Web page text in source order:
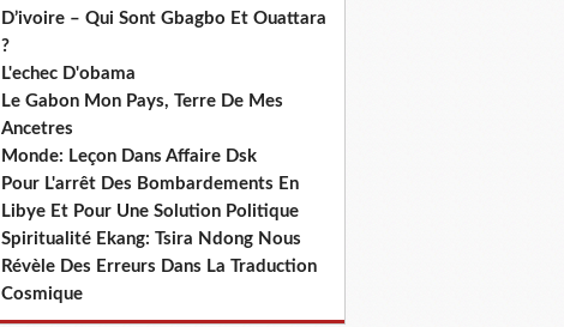
D’ivoire – Qui Sont Gbagbo Et Ouattara
?
L'echec D'obama
Le Gabon Mon Pays, Terre De Mes
Ancetres
Monde: Leçon Dans Affaire Dsk
Pour L'arrêt Des Bombardements En
Libye Et Pour Une Solution Politique
Spiritualité Ekang: Tsira Ndong Nous
Révèle Des Erreurs Dans La Traduction
Cosmique